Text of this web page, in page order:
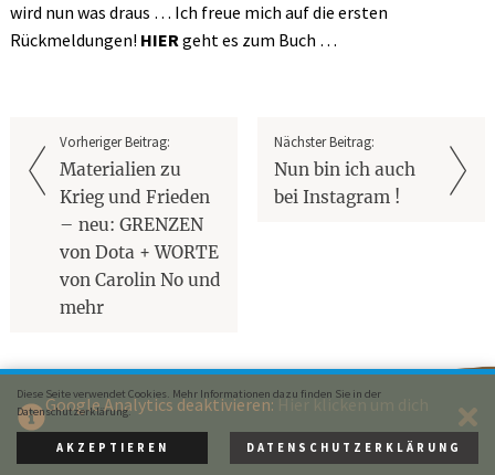
Diese Seite verwendet Cookies. Mehr Informationen dazu finden Sie in der
Datenschutzerklärung.
AKZEPTIEREN DATENSCHUTZERKLÄRUNG
wird nun was draus … Ich freue mich auf die ersten
Rückmeldungen! HIERgeht es zum Buch …
Vorheriger Beitrag:
Materialien zu
Krieg und Frieden
– neu: GRENZEN
von Dota + WORTE
von Carolin No und
mehr
Nächster Beitrag:
Nun bin ich auch
bei Instagram !
Rainer Oberthür bei Facebook
© 2015 Rainer Oberthür · Impressum · Webdesign: XIQIT GmbH
Google Analytics deaktivieren:Hier klicken um dich
auszutragen.